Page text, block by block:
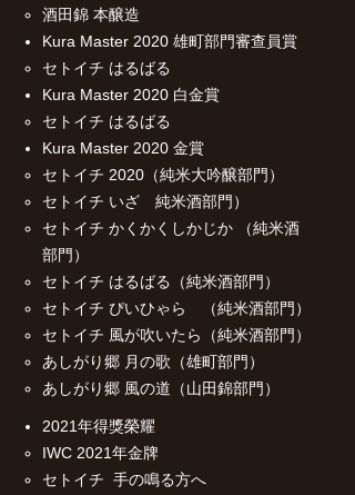
酒田錦 本醸造
Kura Master 2020 雄町部門審查員賞
セトイチ はるばる
Kura Master 2020 白金賞
セトイチ はるばる
Kura Master 2020 金賞
セトイチ 2020（純米大吟醸部門）
セトイチ いざ 純米酒部門）
セトイチ かくかくしかじか （純米酒
部門）
セトイチ はるばる（純米酒部門）
セトイチ ぴいひゃら （純米酒部門）
セトイチ 風が吹いたら（純米酒部門）
あしがり郷 月の歌（雄町部門）
あしがり郷 風の道（山田錦部門）
2021年得獎榮耀
IWC 2021年金牌
セトイチ 手の鳴る方へ